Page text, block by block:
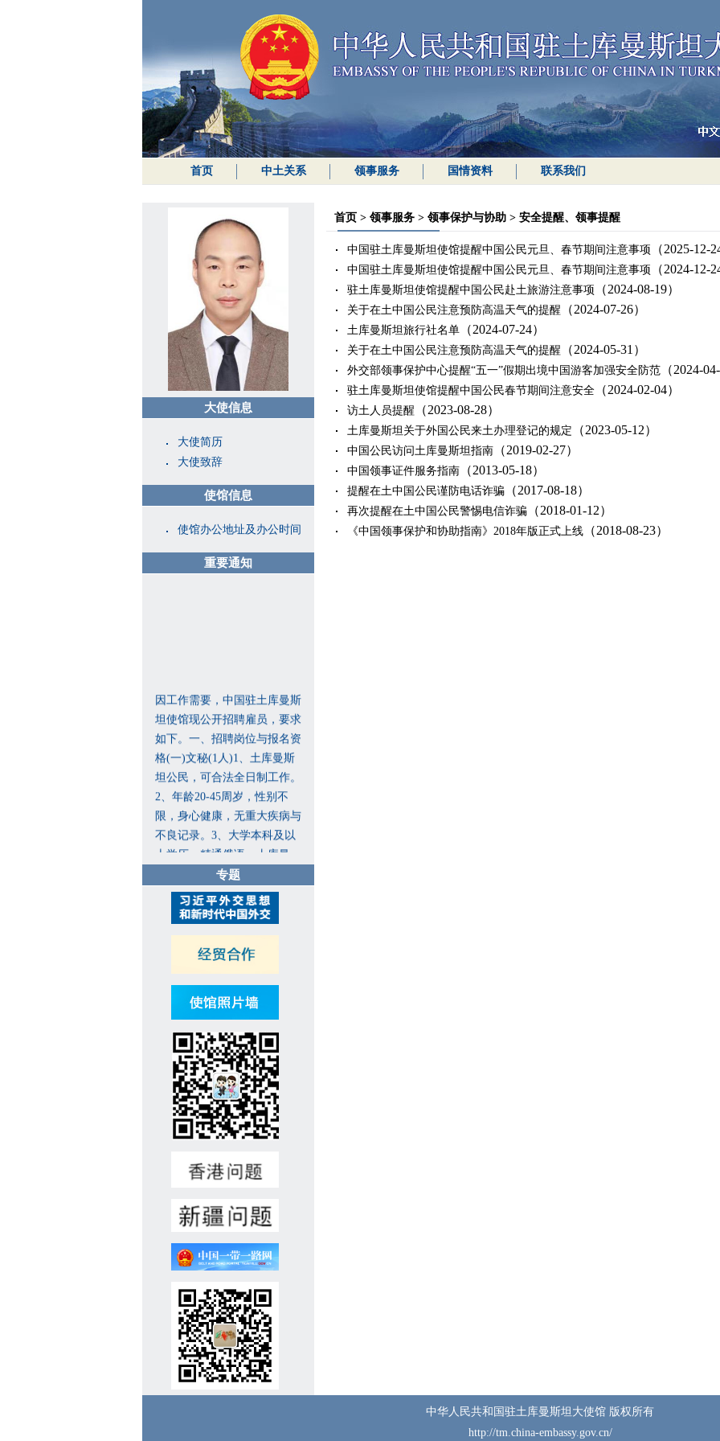
首页 中土关系 领事服务 国情资料 联系我们
大使信息
大使简历
大使致辞
使馆信息
使馆办公地址及办公时间
重要通知
因工作需要，中国驻土库曼斯
坦使馆现公开招聘雇员，要求
如下。一、招聘岗位与报名资
格(一)文秘(1人)1、土库曼斯
坦公民，可合法全日制工作。
2、年龄20-45周岁，性别不
限，身心健康，无重大疾病与
不良记录。3、大学本科及以
上学历，精通俄语、土库曼
语、汉语，写作、翻译公文能
力良好。有翻译工作经历者、
懂英语者优先。4、熟悉各类
办公软件，掌握基本行政商务
优先。5、严谨细致、责任心
突出。(二)保安兼维修工(1
人)1、土库曼斯坦公民，可合
法全日制工作。2、年龄40周
岁以下，男性，身心健康，无
重大疾病与不良记录。3、高
中及以上学历，熟练用俄语、
土库曼语交流，掌握各类常规
维修技能。懂汉语者优先，有
极负责、认真细致，具备良好
立即上岗。二、报名材料(一)
码、电子邮箱地址);(二)国
内、国外护照复印件;(三)学历
和职业技能证明(毕业证、学
位证、语言水平测试证书、职
业技能证书等材料复印件);
(四)近期彩色证件照1张。注:
我馆收集以上材料仅用于招聘
专题
首页> 领事服务> 领事保护与协助> 安全提醒、领事提醒
中国驻土库曼斯坦使馆提醒中国公民元旦、春节期间注意事项 （2025-12-
中国驻土库曼斯坦使馆提醒中国公民元旦、春节期间注意事项 （2024-12-
驻土库曼斯坦使馆提醒中国公民赴土旅游注意事项 （2024-08-19）
关于在土中国公民注意预防高温天气的提醒 （2024-07-26）
土库曼斯坦旅行社名单（2024-07-24）
关于在土中国公民注意预防高温天气的提醒 （2024-05-31）
外交部领事保护中心提醒“五一”假期出境中国游客加强安全防范（2024-
驻土库曼斯坦使馆提醒中国公民春节期间注意安全（2024-02-04）
访土人员提醒 （2023-08-28）
土库曼斯坦关于外国公民来土办理登记的规定 （2023-05-12）
中国公民访问土库曼斯坦指南（2019-02-27）
中国领事证件服务指南（2013-05-18）
提醒在土中国公民谨防电话诈骗（2017-08-18）
再次提醒在土中国公民警惕电信诈骗（2018-01-12）
《中国领事保护和协助指南》2018年版正式上线（2018-08-23）
中华人民共和国驻土库曼斯坦大使馆 版权所有
http://tm.china-embassy.gov.cn/